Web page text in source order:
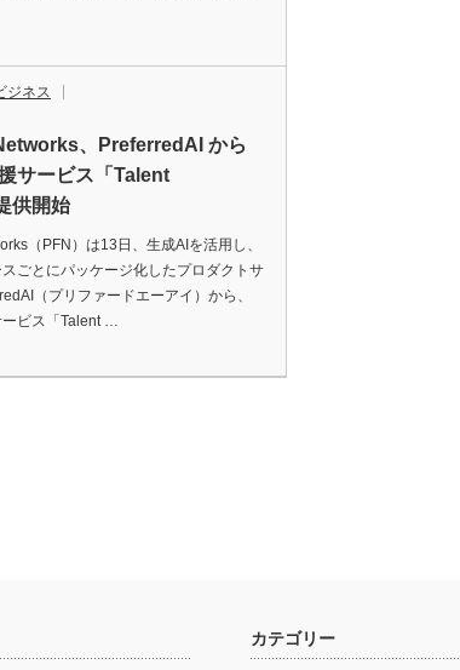
ジネス
、PreferredAI から
サービス「Talent
供開始
（PFN）は13日、生成AIを活用し、
ごとにパッケージ化したプロダクトサ
（プリファードエーアイ）から、
ービス「Talent …
カテゴリー